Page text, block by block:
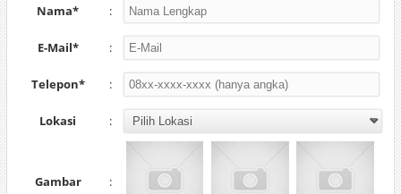
Nama* :
E-Mail* :
Telepon* :
Lokasi :
Gambar :